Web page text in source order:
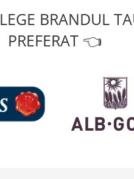
BRANDUL
PREFERAT 👈